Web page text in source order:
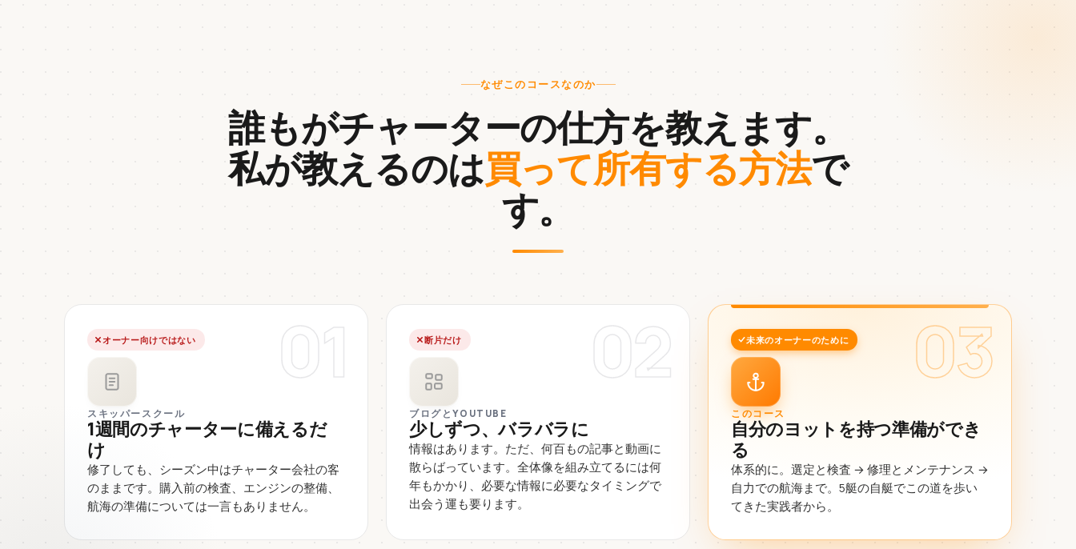
なぜこのコースなのか
誰もがチャーターの仕方を教えます。
私が教えるのは買って所有する方法で
す。
01
オーナー向けではない
スキッパースクール
1週間のチャーターに備えるだ
け
修了しても、シーズン中はチャーター会社の客
のままです。購入前の検査、エンジンの整備、
航海の準備については一言もありません。
02
断片だけ
ブログとYOUTUBE
少しずつ、バラバラに
情報はあります。ただ、何百もの記事と動画に
散らばっています。全体像を組み立てるには何
年もかかり、必要な情報に必要なタイミングで
出会う運も要ります。
03
未来のオーナーのために
このコース
自分のヨットを持つ準備ができ
る
体系的に。選定と検査 → 修理とメンテナンス →
自力での航海まで。5艇の自艇でこの道を歩い
てきた実践者から。